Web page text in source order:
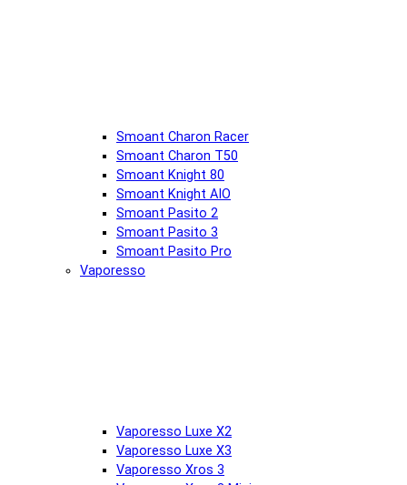
Smoant Charon Racer
Smoant Charon T50
Smoant Knight 80
Smoant Knight AIO
Smoant Pasito 2
Smoant Pasito 3
Smoant Pasito Pro
Vaporesso
Vaporesso Luxe X2
Vaporesso Luxe X3
Vaporesso Xros 3